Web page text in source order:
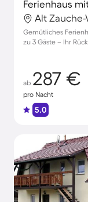
Gemütliches
zu 3 Gäste – Ihr
ab 287 €
pro Nacht
5.0